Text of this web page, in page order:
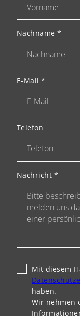
Nachname*
E-Mail*
Telefon
Nachricht *
Mit diesem
haben.
Wir nehmen